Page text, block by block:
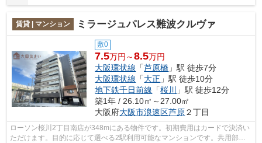
賃貸 | マンション ミラージュパレス難波クルヴァ
敷0
7.5万円～8.5万円
大阪環状線 「芦原橋 」駅 徒歩7分
大阪環状線 「大正 」駅 徒歩10分
地下鉄千日前線 「桜川
」駅 徒歩12分
築1年 / 26.10㎡～27.00㎡
大阪府大阪市浪速区芦原２丁目
ローソン桜川2丁目南店が348mにある物件です。初期費用はカードで決済い
ただけます。目的に応じて選べる2駅利用可能なマンションです。共用部に